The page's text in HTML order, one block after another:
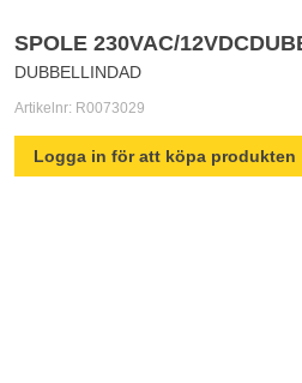
SPOLE 230VAC/
DUBBELLINDAD
Artikelnr: R0073029
Logga in för att köpa produkten